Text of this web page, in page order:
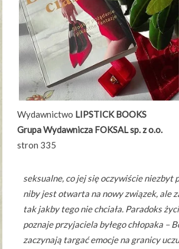
Wydawnictwo LIPSTICK BOOKS
Grupa Wydawnicza FOKSAL sp. z o.o.
stron 335
seksualne, co jej się oczywiście niezbyt
niby jest otwarta na nowy związek, ale
tak jakby tego nie chciała. Paradoks
poznaje przyjaciela byłego chłopaka –
zaczynają targać emocje na granicy